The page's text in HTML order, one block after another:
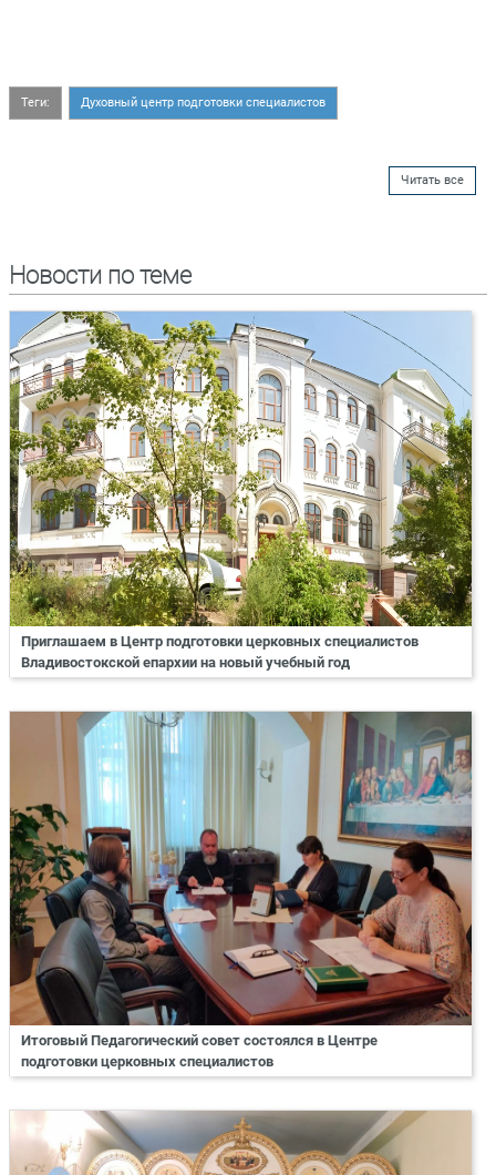
Теги: Духовный центр подготовки специалистов
Читать все
Новости по теме
Приглашаем в Центр подготовки церковных специалистов
Владивостокской епархии на новый учебный год
Итоговый Педагогический совет состоялся в Центре
подготовки церковных специалистов